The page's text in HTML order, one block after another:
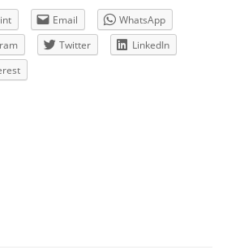
Email
WhatsApp
Twitter
LinkedIn